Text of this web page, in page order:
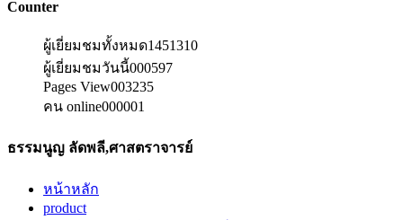
Counter
ผู้เยี่ยมชมทั้งหมด1451310
ผู้เยี่ยมชมวันนี้000597
Pages View003235
คน online000001
ธรรมนูญ ลัดพลี,ศาสตราจารย์
หน้าหลัก
product